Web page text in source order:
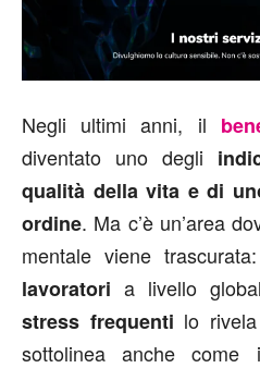
Negli ultimi anni, il
diventato uno degli
qualità della vita e di
ordine. Ma c’è un’area
mentale viene
lavoratori a livello
stress frequenti lo
sottolinea anche